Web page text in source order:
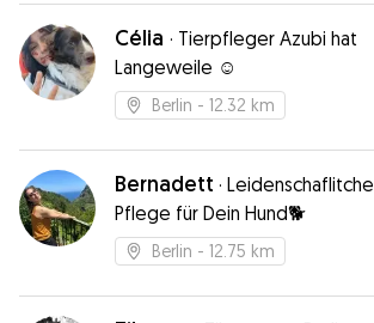
Célia · Tierpfleger Azubi hat
Langeweile ☺️
Berlin - 12.32 km
Bernadett · Leidenschaflitche
Pflege für Dein Hund🐕
Berlin - 12.75 km